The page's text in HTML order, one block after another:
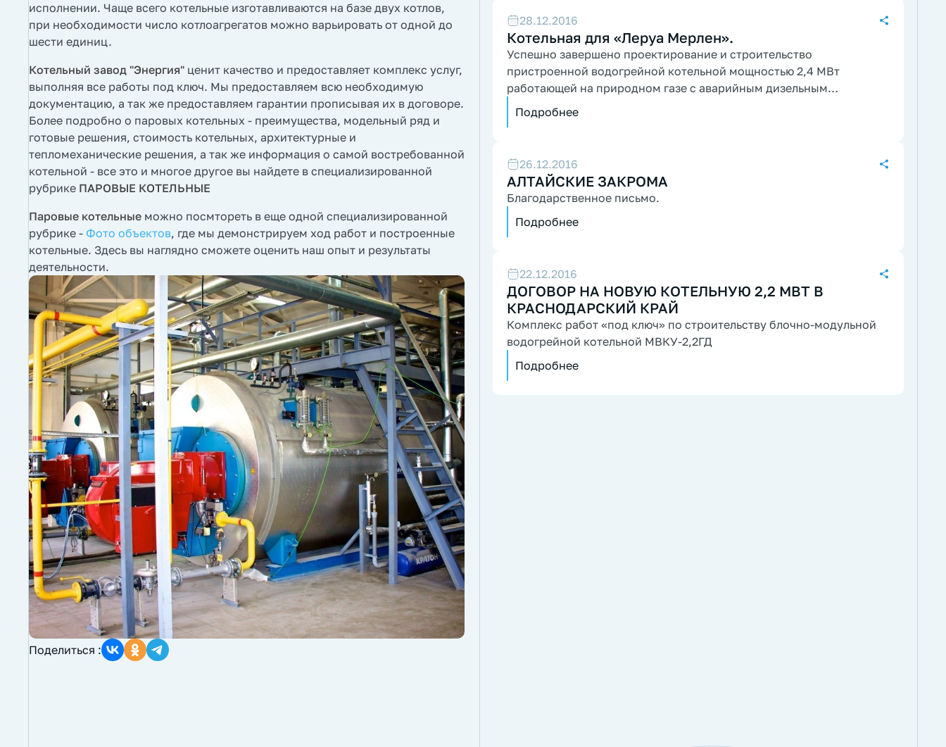
исполнении. Чаще всего котельные изготавливаются на базе двух котлов,
при необходимости число котлоагрегатов можно варьировать от одной до
шести единиц.
Котельный завод "Энергия" ценит качество и предоставляет комплекс услуг,
выполняя все работы под ключ. Мы предоставляем всю необходимую
документацию, а так же предоставляем гарантии прописывая их в договоре.
Более подробно о паровых котельных - преимущества, модельный ряд и
готовые решения, стоимость котельных, архитектурные и
тепломеханические решения, а так же информация о самой востребованной
котельной - все это и многое другое вы найдете в специализированной
рубрике ПАРОВЫЕ КОТЕЛЬНЫЕ
Паровые котельные можно посмтореть в еще одной специализированной
рубрике - Фото объектов, где мы демонстрируем ход работ и построенные
котельные. Здесь вы наглядно сможете оценить наш опыт и результаты
деятельности.
Поделиться :
28.12.2016
Котельная для «Леруа Мерлен».
Успешно завершено проектирование и строительство
пристроенной водогрейной котельной мощностью 2,4 МВт
работающей на природном газе с аварийным дизельным
топливом...
Подробнее
26.12.2016
АЛТАЙСКИЕ ЗАКРОМА
Благодарственное письмо.
Подробнее
22.12.2016
ДОГОВОР НА НОВУЮ КОТЕЛЬНУЮ 2,2 МВТ В
КРАСНОДАРСКИЙ КРАЙ
Комплекс работ «под ключ» по строительству блочно-модульной
водогрейной котельной МВКУ-2,2ГД
Подробнее